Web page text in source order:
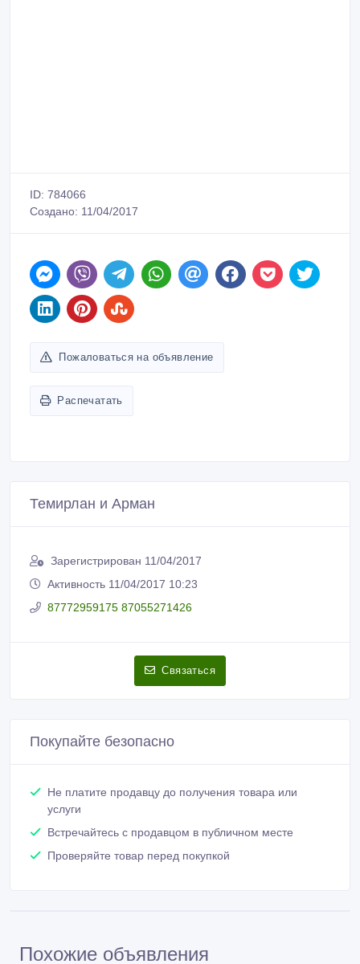
ID: 784066
Создано: 11/04/2017
Пожаловаться на объявление
Распечатать
Темирлан и Арман
Зарегистрирован 11/04/2017
Активность 11/04/2017 10:23
87772959175 87055271426
Связаться
Покупайте безопасно
Не платите продавцу до получения товара или
услуги
Встречайтесь с продавцом в публичном месте
Проверяйте товар перед покупкой
Похожие объявления